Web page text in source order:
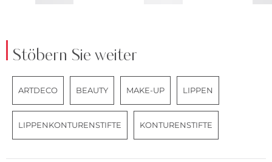
Stöbern Sie weiter
ARTDECO BEAUTY MAKE-UP LIPPEN
LIPPENKONTURENSTIFTE KONTURENSTIFTE